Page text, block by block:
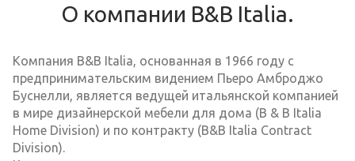
О компании B&B Italia.
Компания B&B Italia, основанная в 1966 году с
предпринимательским видением Пьеро Амброджо
Буснелли, является ведущей итальянской компанией
в мире дизайнерской мебели для дома (B & B Italia
Home Division) и по контракту (B&B Italia Contract
Division).